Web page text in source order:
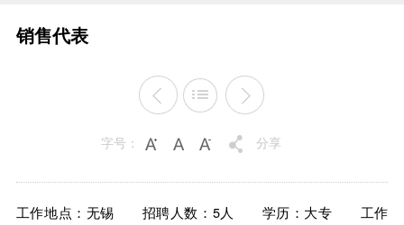
智慧市政
销售代表
字号： 分享
工作地点：无锡 招聘人数：5人 学历：大专 工作